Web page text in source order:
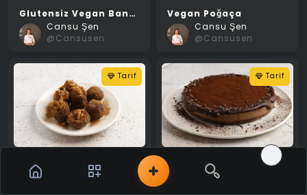
Glutensiz Vegan Banana Bread
Cansu Şen
@Cansusen
Vegan Poğaça
Cansu Şen
@Cansusen
Tarif
Elmalı Raw Ball
Cansu Şen
Tarif
Çikolatalı Raw Cake
Cansu Şen